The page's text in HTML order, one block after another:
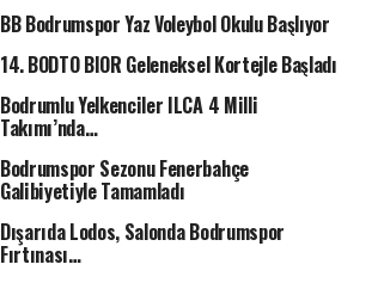
BB Bodrumspor Yaz Voleybol Okulu Başlıyor
14.⁠ ⁠BODTO BIOR Geleneksel Kortejle Başladı
Bodrumlu Yelkenciler ILCA 4 Milli
Takımı’nda…
Bodrumspor Sezonu Fenerbahçe
Galibiyetiyle Tamamladı
Dışarıda Lodos, Salonda Bodrumspor
Fırtınası…